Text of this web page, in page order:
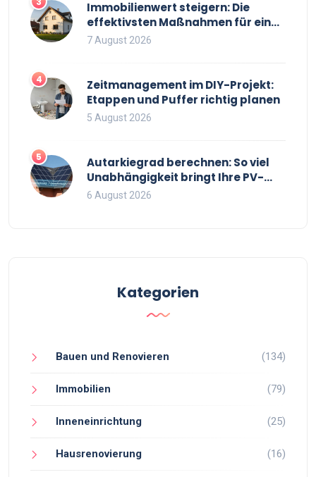
Immobilienwert steigern: Die
effektivsten Maßnahmen für einen
höheren Verkaufspreis
7 August 2026
4
Zeitmanagement im DIY-Projekt:
Etappen und Puffer richtig planen
5 August 2026
5
Autarkiegrad berechnen: So viel
Unabhängigkeit bringt Ihre PV-
Anlage mit Speicher
6 August 2026
Kategorien
Bauen und Renovieren (134)
Immobilien (79)
Inneneinrichtung (25)
Hausrenovierung (16)